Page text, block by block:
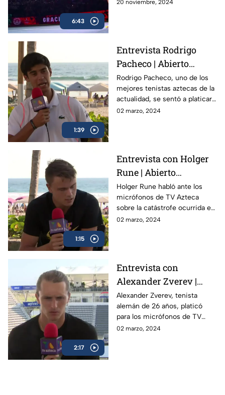
6:43
20 noviembre, 2024
1:39
Entrevista Rodrigo
Pacheco | Abierto
Mexicano de Tenis
Rodrigo Pacheco, uno de los
mejores tenistas aztecas de la
actualidad, se sentó a platicar
con TV Azteca previo al
02 marzo, 2024
1:15
Entrevista con Holger
Rune | Abierto
Mexicano de Tenis
Holger Rune habló ante los
micrófonos de TV Azteca
sobre la catástrofe ocurrida en
Acapulco y como el Abierto
02 marzo, 2024
2:17
Entrevista con
Alexander Zverev |
Abierto Mexicano de
Tenis
Alexander Zverev, tenista
alemán de 26 años, platicó
para los micrófonos de TV
Azteca Deportes durante su
02 marzo, 2024